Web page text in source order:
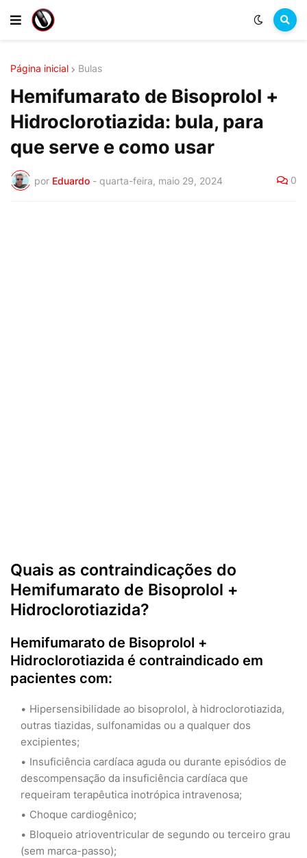
Página inicial Bulas
Hemifumarato de Bisoprolol +
Hidroclorotiazida: bula, para
que serve e como usar
por Eduardo - quarta-feira, maio 29, 2024 0
Quais as contraindicações do
Hemifumarato de Bisoprolol +
Hidroclorotiazida?
Hemifumarato de Bisoprolol +
Hidroclorotiazida é contraindicado em
pacientes com:
Hipersensibilidade ao bisoprolol, à hidroclorotiazida,
outras tiazidas, sulfonamidas ou a qualquer dos
excipientes;
Insuficiência cardíaca aguda ou durante episódios de
descompensação da insuficiência cardíaca que
requeiram terapêutica inotrópica intravenosa;
Choque cardiogênico;
Bloqueio atrioventricular de segundo ou terceiro grau
(sem marca-passo);